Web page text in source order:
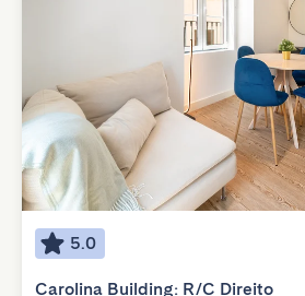
5.0
Carolina Building: R/C Direito